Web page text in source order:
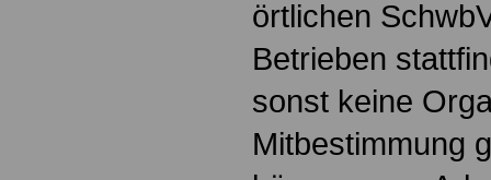
örtlichen
Betrieben
sonst keine
Mitbestimmung